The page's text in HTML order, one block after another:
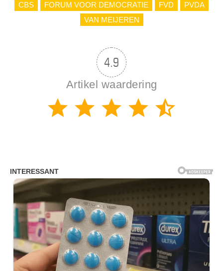
CBS FORUM VOOR DEMOCRATIE FVD
PVDA
VAN MEIJEREN
4.9
Artikel waardering